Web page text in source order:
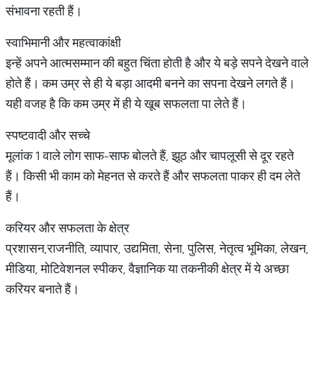
संभावना रहती हैं।
स्वाभिमानी और महत्वाकांक्षी
इन्हें अपने आत्मसम्मान की बहुत चिंता होती है और ये बड़े सपने देखने वाले
होते हैं। कम उम्र से ही ये बड़ा आदमी बनने का सपना देखने लगते हैं।
यही वजह है कि कम उम्र में ही ये खूब सफलता पा लेते हैं।
स्पष्टवादी और सच्चे
मूलांक 1 वाले लोग साफ-साफ बोलते हैं, झूठ और चापलूसी से दूर रहते
हैं। किसी भी काम को मेहनत से करते हैं और सफलता पाकर ही दम लेते
हैं।
करियर और सफलता के क्षेत्र
प्रशासन,राजनीति, व्यापार, उद्यमिता, सेना, पुलिस, नेतृत्व भूमिका, लेखन,
मीडिया, मोटिवेशनल स्पीकर, वैज्ञानिक या तकनीकी क्षेत्र में ये अच्छा
करियर बनाते हैं।